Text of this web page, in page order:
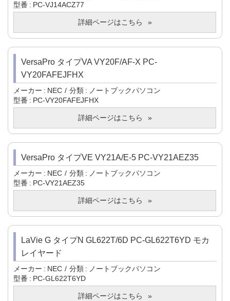
型番
PC-VJ14ACZ77
詳細ページはこちら
VersaPro タイプVA VY20F/AF-X PC-
VY20FAFEJFHX
メーカー NEC 分類
ノートブックパソコン
型番
PC-VY20FAFEJFHX
詳細ページはこちら
VersaPro タイプVE VY21A/E-5 PC-VY21AEZ35
メーカー NEC 分類
ノートブックパソコン
型番
PC-VY21AEZ35
詳細ページはこちら
LaVie G タイプN GL622T/6D PC-GL622T6YD モカ
レイヤード
メーカー NEC 分類
ノートブックパソコン
型番
PC-GL622T6YD
詳細ページはこちら